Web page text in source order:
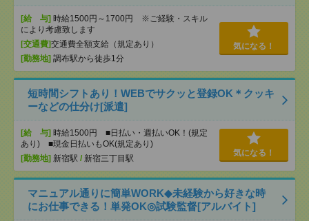
[給 与] 時給1500円～1700円 ※ご経験・スキル
により考慮致します
[交通費]交通費全額支給（規定あり）
[勤務地] 調布駅から徒歩1分
気になる！
短時間シフトあり！WEBでサクッと登録OK＊クッキ
ーなどの仕分け[派遣]
[給 与] 時給1500円 ■日払い・週払いOK！(規定
あり) ■現金日払いもOK(規定あり)
[勤務地] 新宿駅 / 新宿三丁目駅
気になる！
マニュアル通りに簡単WORK◆未経験から好きな時
にお仕事できる！単発OK◎試験監督[アルバイト]